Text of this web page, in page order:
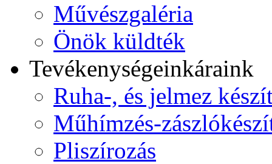
Művészgaléria
Önök küldték
Tevékenységeinkáraink
Ruha-, és jelmez
Műhímzés-
Pliszírozás